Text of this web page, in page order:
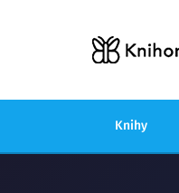
Knihy